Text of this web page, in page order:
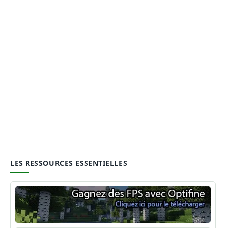
LES RESSOURCES ESSENTIELLES
Optifine